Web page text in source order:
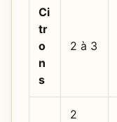
Ci
tr
o
n
s
2 à 3
2